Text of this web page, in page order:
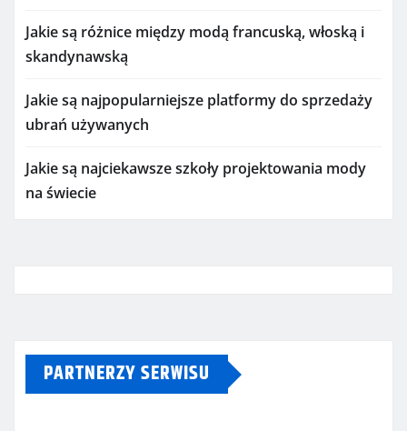
Jakie są różnice między modą francuską, włoską i
skandynawską
Jakie są najpopularniejsze platformy do sprzedaży
ubrań używanych
Jakie są najciekawsze szkoły projektowania mody
na świecie
PARTNERZY SERWISU